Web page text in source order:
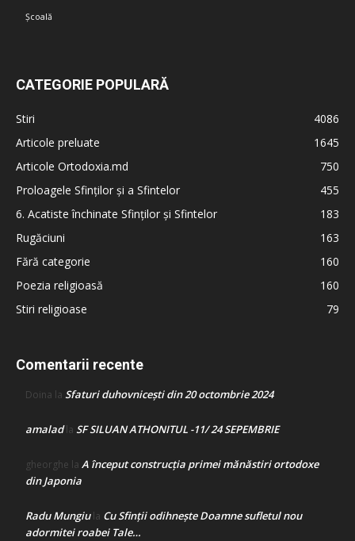
Școală
CATEGORIE POPULARĂ
Stiri
4086
Articole preluate
1645
Articole Ortodoxia.md
750
Proloagele Sfinților și a Sfintelor
455
6. Acatiste închinate Sfinților și Sfintelor
183
Rugăciuni
163
Fără categorie
160
Poezia religioasă
160
Stiri religioase
79
Comentarii recente
Doina la Sfaturi duhovnicești din 20 octombrie 2024
amaladla SF SILUAN ATHONITUL -11/ 24 SEPEMBRIE
gheorghe la A început construcţia primei mănăstiri ortodoxe
din Japonia
Radu Mungiula Cu Sfinții odihnește Doamne sufletul nou
adormitei roabei Tale…